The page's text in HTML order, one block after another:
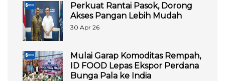
Perkuat Rantai Pasok, Dorong
Akses Pangan Lebih Mudah
30 Apr 26
Mulai Garap Komoditas Rempah,
ID FOOD Lepas Ekspor Perdana
Bunga Pala ke India